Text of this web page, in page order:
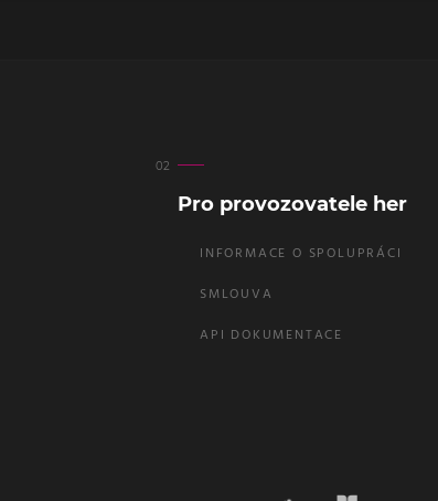
Pro provozovatele her
INFORMACE O SPOLUPRÁCI
SMLOUVA
API DOKUMENTACE